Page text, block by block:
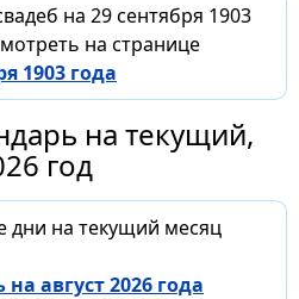
на 29 сентября 1903
на странице
1903 года
на текущий,
год
на текущий месяц
август 2026 года